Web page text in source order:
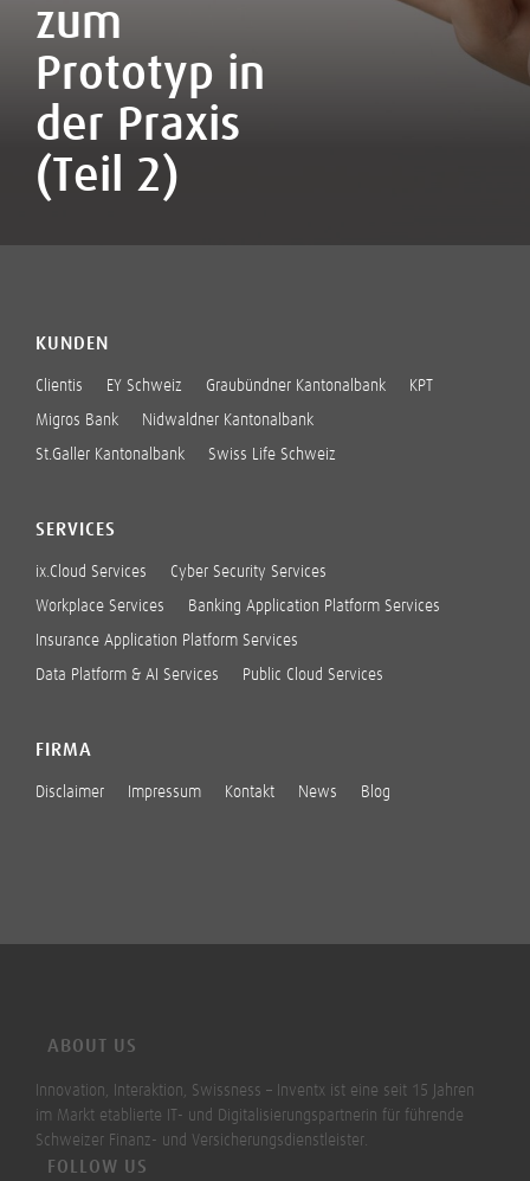
zum
Prototyp in
der Praxis
(Teil 2)
KUNDEN
Clientis EY Schweiz Graubündner Kantonalbank KPT
Migros Bank Nidwaldner Kantonalbank
St.Galler Kantonalbank Swiss Life Schweiz
SERVICES
ix.Cloud Services Cyber Security Services
Workplace Services Banking Application Platform Services
Insurance Application Platform Services
Data Platform & AI Services Public Cloud Services
FIRMA
Disclaimer Impressum Kontakt News Blog
ABOUT US
Innovation, Interaktion, Swissness – Inventx ist eine seit 15 Jahren
im Markt etablierte IT- und Digitalisierungspartnerin für führende
Schweizer Finanz- und Versicherungsdienstleister.
FOLLOW US